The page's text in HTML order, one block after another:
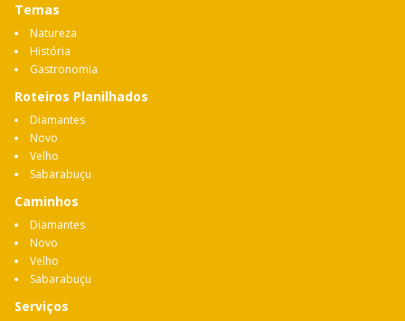
Temas
Natureza
História
Gastronomia
Roteiros Planilhados
Diamantes
Novo
Velho
Sabarabuçu
Caminhos
Diamantes
Novo
Velho
Sabarabuçu
Serviços